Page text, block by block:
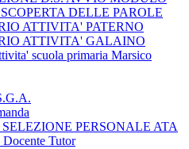
DELLE PAROLE
ATTIVITA' PATERNO
ATTIVITA' GALAINO
scuola primaria Marsico
PERSONALE ATA
Tutor